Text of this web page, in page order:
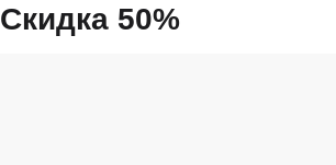
Скидка 50%